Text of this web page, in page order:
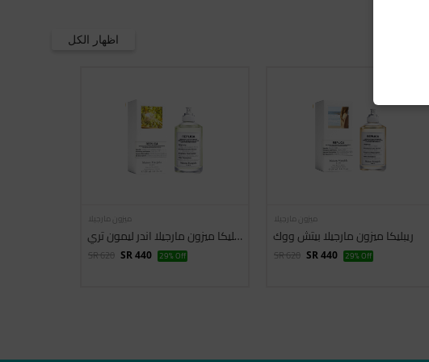
اظهار الكل
ميزون مارجيلا
ريبليكا ميزون مارجيلا اندر ليمون تري
SR 620 SR 440 29% Off
ميزون مارجيلا
ريبليكا ميزون مارجيلا بيتش ووك
SR 620 SR 440 29% Off